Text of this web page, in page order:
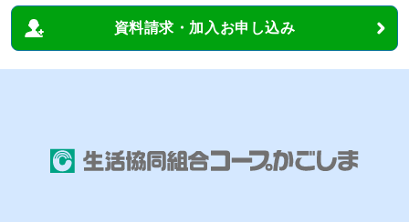
資料請求・加入お申し込み